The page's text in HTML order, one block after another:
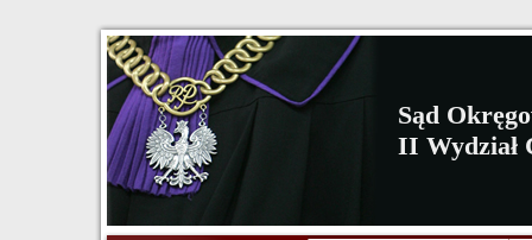
Sąd
II Wydział